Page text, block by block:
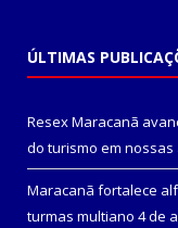
ÚLTIMAS
Resex Maracanã
do turismo em
Maracanã fortalece
turmas multiano 4 de